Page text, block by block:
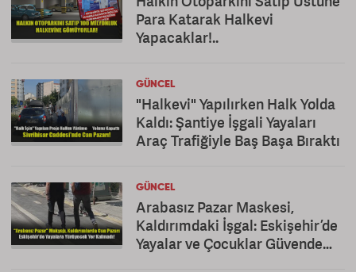
Para Katarak Halkevi
Yapacaklar!..
GÜNCEL
"Halkevi" Yapılırken Halk Yolda
Kaldı: Şantiye İşgali Yayaları
Araç Trafiğiyle Baş Başa Bıraktı
GÜNCEL
Arabasız Pazar Maskesi,
Kaldırımdaki İşgal: Eskişehir’de
Yayalar ve Çocuklar Güvende